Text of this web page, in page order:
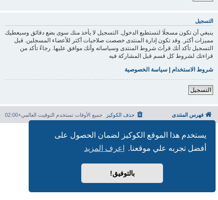
يستخدم هذا الموقع الكوكيز لضمان الحصول على
أفضل تجربه علي موقعنا.
اعرف المزيد
بالتوفيق!
التسجيل
ينبغي أن تكون مسجلًا لتستطيع الدخول. التسجيل لا يأخذ منك سوى بضع دقائق وسيعطيك
مميزات أكثر. وقد تكون إدارة المنتدى خصصت صلاحيات أكثر للأعضاء المسجلين. قبل
التسجيل تأكد أنك قرأتَ شروط المنتدى وسياساته وأنك موافق عليها. رجاءً تأكد من
قراءتك لشروط كل قسم قبل المشاركة فيه
شروط الاستخدام | سياسة الخصوصية
التسجيل
فهرس المنتدى جميع الأوقات تستخدم التوقيت العالمي+02:00 حذف الكوكيز
بدعم من phpBB
® Forum Software © phpBB Limited
الترجمة برعاية
المنتديات العربية
الخصوصية| الشروط